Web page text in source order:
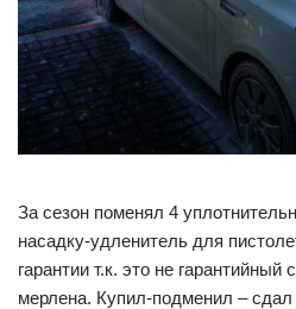
За сезон поменял 4
насадку-удленитель для
гарантии т.к. это не
мерлена. Купил-подменил – сдал